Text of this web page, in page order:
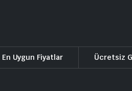
En Uygun Fiyatlar Ücretsiz